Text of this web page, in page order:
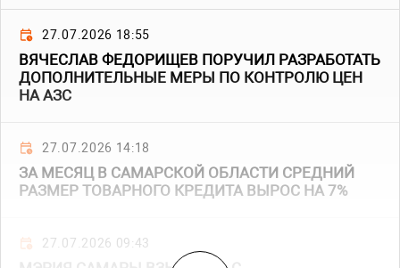
27.07.2026 18:55
ВЯЧЕСЛАВ ФЕДОРИЩЕВ ПОРУЧИЛ РАЗРАБОТАТЬ
ДОПОЛНИТЕЛЬНЫЕ МЕРЫ ПО КОНТРОЛЮ ЦЕН
НА АЗС
27.07.2026 14:18
ЗА МЕСЯЦ В САМАРСКОЙ ОБЛАСТИ СРЕДНИЙ
РАЗМЕР ТОВАРНОГО КРЕДИТА ВЫРОС НА 7%
27.07.2026 09:43